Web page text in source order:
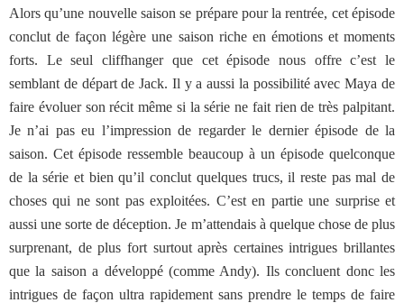
Alors qu’une nouvelle saison se prépare pour la rentrée, cet épisode
conclut de façon légère une saison riche en émotions et moments
forts. Le seul cliffhanger que cet épisode nous offre c’est le
semblant de départ de Jack. Il y a aussi la possibilité avec Maya de
faire évoluer son récit même si la série ne fait rien de très palpitant.
Je n’ai pas eu l’impression de regarder le dernier épisode de la
saison. Cet épisode ressemble beaucoup à un épisode quelconque
de la série et bien qu’il conclut quelques trucs, il reste pas mal de
choses qui ne sont pas exploitées. C’est en partie une surprise et
aussi une sorte de déception. Je m’attendais à quelque chose de plus
surprenant, de plus fort surtout après certaines intrigues brillantes
que la saison a développé (comme Andy). Ils concluent donc les
intrigues de façon ultra rapidement sans prendre le temps de faire